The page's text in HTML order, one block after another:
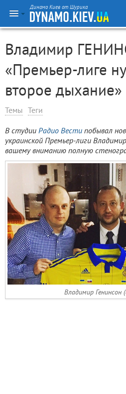
Динамо Киев от Шурика
Владимир
«Премьер-лиге
второе дыхание»
Темы Теги
В студии Радио Вести побывал
украинской Премьер-лиги
вашему вниманию полную
Владимир Генинсон